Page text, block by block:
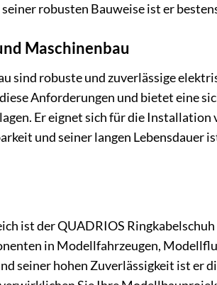
robusten Bauweise ist er
Maschinenbau
sind robuste und zuverlässige
Anforderungen und bietet eine
Er eignet sich für die
und seiner langen Lebensdauer
ist der QUADRIOS
in Modellfahrzeugen,
seiner hohen Zuverlässigkeit ist er